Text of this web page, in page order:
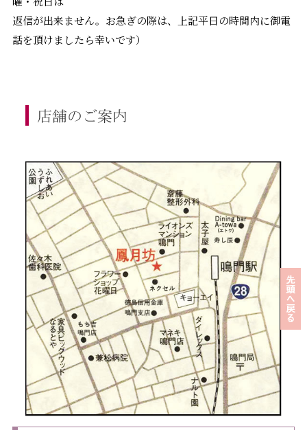
返信が出来ません。お急ぎの際は、上記平日の時間内に御電
話を頂けましたら幸いです）